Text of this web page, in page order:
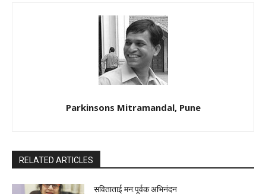
Parkinsons Mitramandal, Pune
RELATED ARTICLES
सविताताई मन:पूर्वक अभिनंदन